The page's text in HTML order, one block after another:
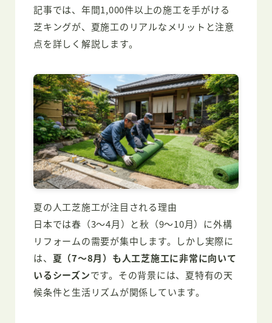
記事では、年間1,000件以上の施工を手がける
芝キングが、夏施工のリアルなメリットと注意
点を詳しく解説します。
夏の人工芝施工が注目される理由
日本では春（3〜4月）と秋（9〜10月）に外構
リフォームの需要が集中します。しかし実際に
は、 夏（7〜8月）も人工芝施工に非常に向いて
いるシーズンです。その背景には、夏特有の天
候条件と生活リズムが関係しています。